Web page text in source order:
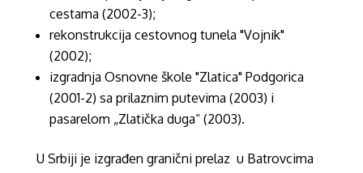
cestama (2002-3);
rekonstrukcija cestovnog tunela "Vojnik"
(2002);
izgradnja Osnovne škole "Zlatica" Podgorica
(2001-2) sa prilaznim putevima (2003) i
pasarelom „Zlatička duga“ (2003).
U Srbiji je izgrađen granični prelaz u Batrovcima